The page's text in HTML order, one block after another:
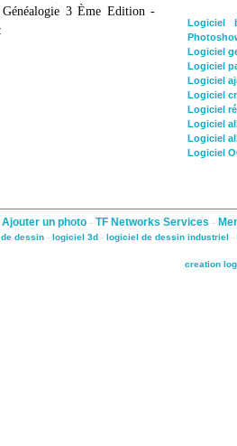
3 Ème Edition -
Logiciel
Logiciel
Logiciel
Logiciel
Logiciel
Logiciel
Logiciel
Logiciel
Logiciel
Ajouter un photo - TF Networks Services -
dessin - logiciel 3d - logiciel de dessin industriel -
creation